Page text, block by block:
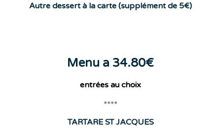
Autre dessert à la carte (supplément de 5€)
Menu a 34.80€
entrées au choix
****
TARTARE ST JACQUES